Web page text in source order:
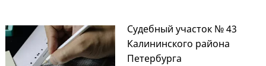
Судебный участок № 43
Калининского района
Петербурга